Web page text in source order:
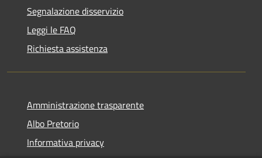
Segnalazione disservizio
Leggi le FAQ
Richiesta assistenza
Amministrazione trasparente
Albo Pretorio
Informativa privacy